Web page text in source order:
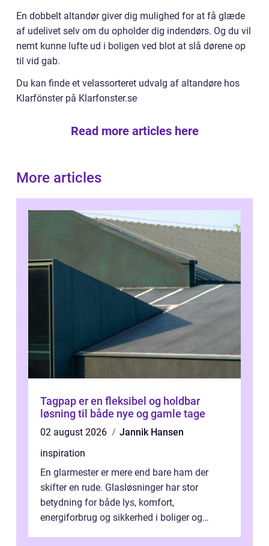
En dobbelt altandør giver dig mulighed for at få glæde
af udelivet selv om du opholder dig indendørs. Og du vil
nemt kunne lufte ud i boligen ved blot at slå dørene op
til vid gab.
Du kan finde et velassorteret udvalg af altandøre hos
Klarfönster på Klarfonster.se
Read more articles here
More articles
Tagpap er en fleksibel og holdbar
løsning til både nye og gamle tage
02 august 2026
Jannik Hansen
inspiration
En glarmester er mere end bare ham der
skifter en rude. Glasløsninger har stor
betydning for både lys, komfort,
energiforbrug og sikkerhed i boliger og